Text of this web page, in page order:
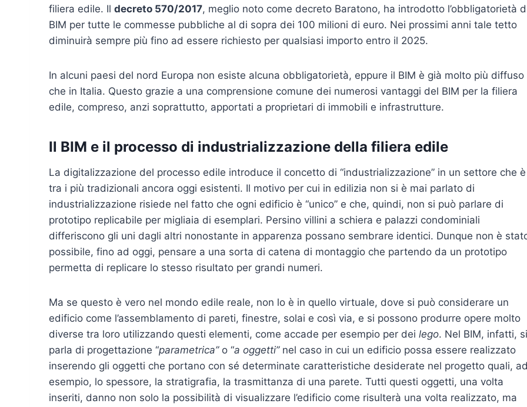
filiera edile. Il decreto 570/2017, meglio noto come decreto Baratono, ha introdotto l’obbligatorietà
BIM per tutte le commesse pubbliche al di sopra dei 100 milioni di euro. Nei prossimi anni tale tetto
diminuirà sempre più fino ad essere richiesto per qualsiasi importo entro il 2025.
In alcuni paesi del nord Europa non esiste alcuna obbligatorietà, eppure il BIM è già molto più diffuso
che in Italia. Questo grazie a una comprensione comune dei numerosi vantaggi del BIM per la filiera
edile, compreso, anzi soprattutto, apportati a proprietari di immobili e infrastrutture.
Il BIM e il processo di industrializzazione della filiera edile
La digitalizzazione del processo edile introduce il concetto di “industrializzazione” in un settore che è
tra i più tradizionali ancora oggi esistenti. Il motivo per cui in edilizia non si è mai parlato di
industrializzazione risiede nel fatto che ogni edificio è “unico” e che, quindi, non si può parlare di
prototipo replicabile per migliaia di esemplari. Persino villini a schiera e palazzi condominiali
differiscono gli uni dagli altri nonostante in apparenza possano sembrare identici. Dunque non è
possibile, fino ad oggi, pensare a una sorta di catena di montaggio che partendo da un prototipo
permetta di replicare lo stesso risultato per grandi numeri.
Ma se questo è vero nel mondo edile reale, non lo è in quello virtuale, dove si può considerare un
edificio come l’assemblamento di pareti, finestre, solai e così via, e si possono produrre opere molto
diverse tra loro utilizzando questi elementi, come accade per esempio per dei lego. Nel BIM, infatti, si
parla di progettazione “parametrica”o “a oggetti”nel caso in cui un edificio possa essere realizzato
inserendo gli oggetti che portano con sé determinate caratteristiche desiderate nel progetto quali,
esempio, lo spessore, la stratigrafia, la trasmittanza di una parete. Tutti questi oggetti, una volta
inseriti, danno non solo la possibilità di visualizzare l’edificio come risulterà una volta realizzato, ma